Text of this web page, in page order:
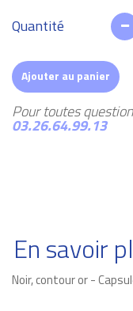
Quantité
Ajouter au panier
Pour toutes
03.26.64.99.13
En savoir
Noir, contour or -